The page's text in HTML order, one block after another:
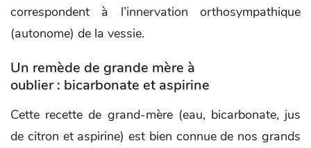
correspondent à l’innervation orthosympathique
(autonome) de la vessie.
Un remède de grande mère à
oublier : bicarbonate et aspirine
Cette recette de grand-mère (eau, bicarbonate, jus
de citron et aspirine) est bien connue de nos grands